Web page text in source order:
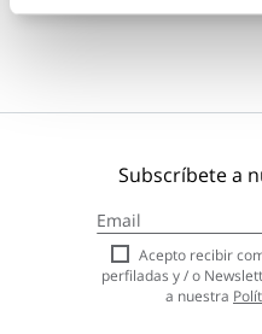
Subscríbete a
a
nuestro
boletín
de
Acepto recibir
perfiladas y / o
a nuestra